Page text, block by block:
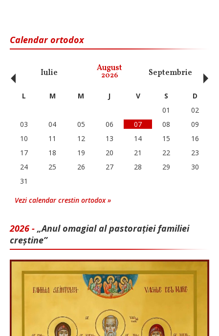
Calendar ortodox
Iulie August
2026 Septembrie
‹ L M M J V S
D
01
02
03
04 05 06 07 08
09
10
11 12 13 14 15
16
17
18 19 20 21 22
23
24
25 26 27 28 29
30
31
Vezi calendar crestin ortodox »
2026 - „Anul omagial al pastorației familiei
creștine”